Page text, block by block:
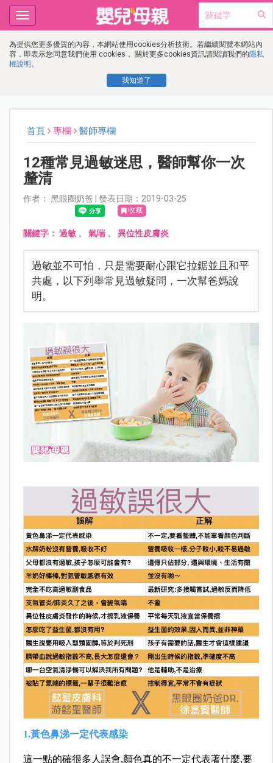
為提供您更多優質的內容，本網站使用cookies分析技術。若繼續閱覽本網站內
容，即表示您同意我們使用 cookies， 關於更多cookies資訊請閱讀我們的隱私
權說明 。
我知道了
Toggle
navigation
首頁 專欄 醫師專欄
12種常見過敏迷思，醫師幫你一次
釐清
作者： 黑眼圈奶爸 | 發表日期：2019-03-25
收藏
關鍵字： 過敏、 氣喘、 異位性皮膚炎
過敏並不可怕，只是需要耐心跟它拉鋸並且和平
共處，以下列舉常見過敏疑問，一次幫爸媽說
明。
1.黃色鼻涕一定代表感染
這一點的確很多人誤會,顏色真的不一定代表著什麼,要